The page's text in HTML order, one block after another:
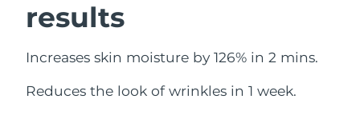
results
Increases skin moisture by 126% in 2 mins.
Reduces the look of wrinkles in 1 week.
Omã
Filipinas Entrega prevista 11.08.2026
Polônia Entrega prevista09.08.2026